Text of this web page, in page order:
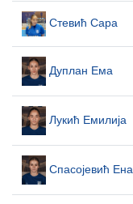
Стевић Сара
Дуплан Ема
Лукић Емилија
Спасојевић Ена